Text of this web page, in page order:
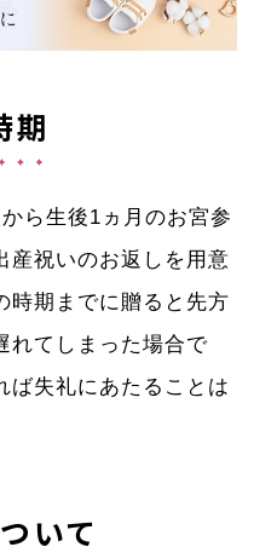
期
ら生後1ヵ月のお宮参
産祝いのお返しを用意
時期までに贈ると先方
れてしまった場合で
ば失礼にあたることは
いて